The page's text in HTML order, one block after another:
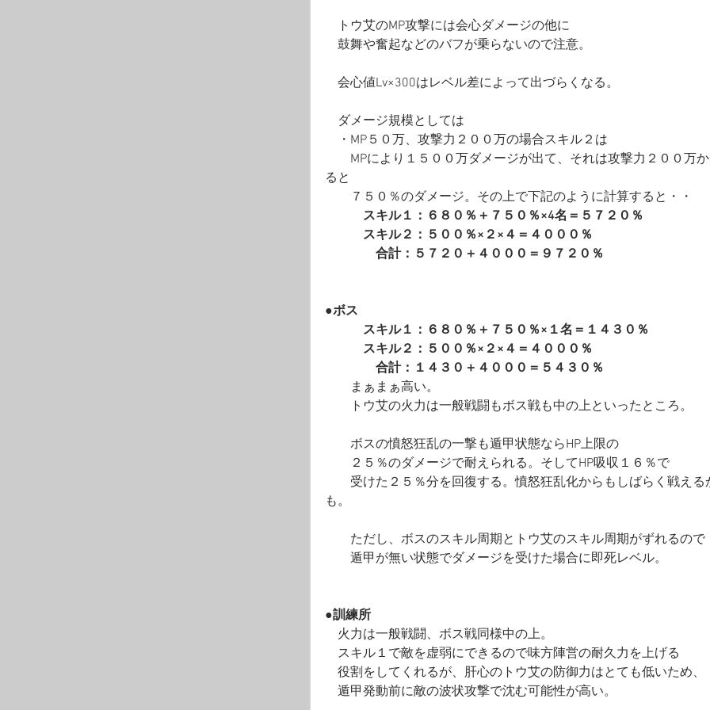
トウ艾のMP攻撃には会心ダメージの他に
鼓舞や奮起などのバフが乗らないので注意。
会心値Lv×300はレベル差によって出づらくなる。
ダメージ規模としては
・MP５０万、攻撃力２００万の場合スキル２は
MPにより１５００万ダメージが出て、それは攻撃力２００万
ると
７５０％のダメージ。その上で下記のように計算すると・・
スキル１：６８０％＋７５０％×4名＝５７２０％
スキル２：５００％×２×４＝４０００％
合計：５７２０＋４０００＝９７２０％
●ボス
スキル１：６８０％＋７５０％×１名＝１４３０％
スキル２：５００％×２×４＝４０００％
合計：１４３０＋４０００＝５４３０％
まぁまぁ高い。
トウ艾の火力は一般戦闘もボス戦も中の上といったところ。
ボスの憤怒狂乱の一撃も遁甲状態ならHP上限の
２５％のダメージで耐えられる。そしてHP吸収１６％で
受けた２５％分を回復する。憤怒狂乱化からもしばらく戦える
も。
ただし、ボスのスキル周期とトウ艾のスキル周期がずれるので
遁甲が無い状態でダメージを受けた場合に即死レベル。
●訓練所
火力は一般戦闘、ボス戦同様中の上。
スキル１で敵を虚弱にできるので味方陣営の耐久力を上げる
役割をしてくれるが、肝心のトウ艾の防御力はとても低いため、
遁甲発動前に敵の波状攻撃で沈む可能性が高い。